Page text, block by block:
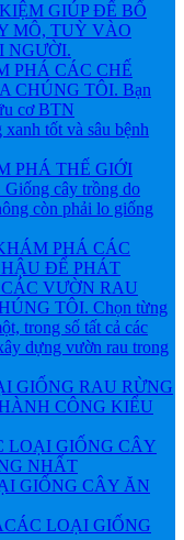
GIÚP ĐỂ BỔ
MÔ, TUỲ VÀO
NGƯỜI.
PHÁ CÁC CHẾ
CHÚNG TÔI. Bạn
cơ BTN
tốt và sâu bệnh
PHÁ THẾ GIỚI
cây trồng do
còn phải lo giống
PHÁ CÁC
ĐỂ PHÁT
VƯỜN RAU
TÔI. Chọn từng
trong số tất cả các
dựng vườn rau trong
GIỐNG RAU RỪNG
CÔNG KIỂU
LOẠI GIỐNG CÂY
NHẤT
GIỐNG CÂY ĂN
CÁC LOẠI GIỐNG